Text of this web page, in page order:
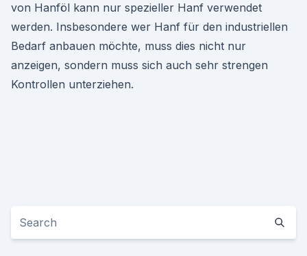
von Hanföl kann nur spezieller Hanf verwendet
werden. Insbesondere wer Hanf für den industriellen
Bedarf anbauen möchte, muss dies nicht nur
anzeigen, sondern muss sich auch sehr strengen
Kontrollen unterziehen.